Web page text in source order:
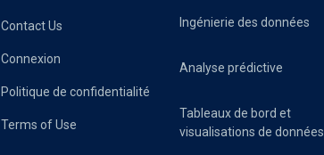
Contact Us
Connexion
Politique de confidentialité
Terms of Use
Ingénierie des données
Analyse prédictive
Tableaux de bord et
visualisations de données